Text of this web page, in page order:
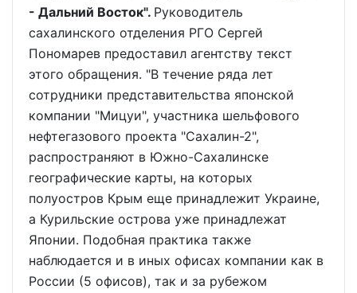
- Дальний Восток". Руководитель
сахалинского отделения РГО Сергей
Пономарев предоставил агентству текст
этого обращения. "В течение ряда лет
сотрудники представительства японской
компании "Мицуи", участника шельфового
нефтегазового проекта "Сахалин-2",
распространяют в Южно-Сахалинске
географические карты, на которых
полуостров Крым еще принадлежит Украине,
а Курильские острова уже принадлежат
Японии. Подобная практика также
наблюдается и в иных офисах компании как в
России (5 офисов), так и за рубежом